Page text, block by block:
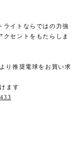
ライトならではの力強
クセントをもたらしま
り推奨電球をお買い求
ます